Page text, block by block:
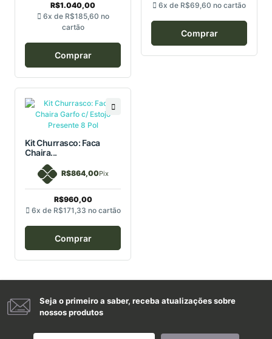
R$1.040,00
6x de R$185,60 no
cartão
Comprar
6x de R$69,60 no cartão
Comprar
Kit Churrasco: Faca
Chaira...
R$864,00Pix
R$960,00
6x de R$171,33 no cartão
Comprar
Seja o primeiro a saber, receba atualizações sobre
nossos produtos